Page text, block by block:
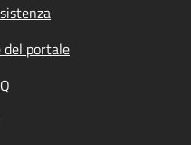
portale